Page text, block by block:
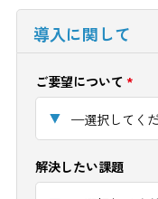
導入に関して
ご要望について*
解決したい課題